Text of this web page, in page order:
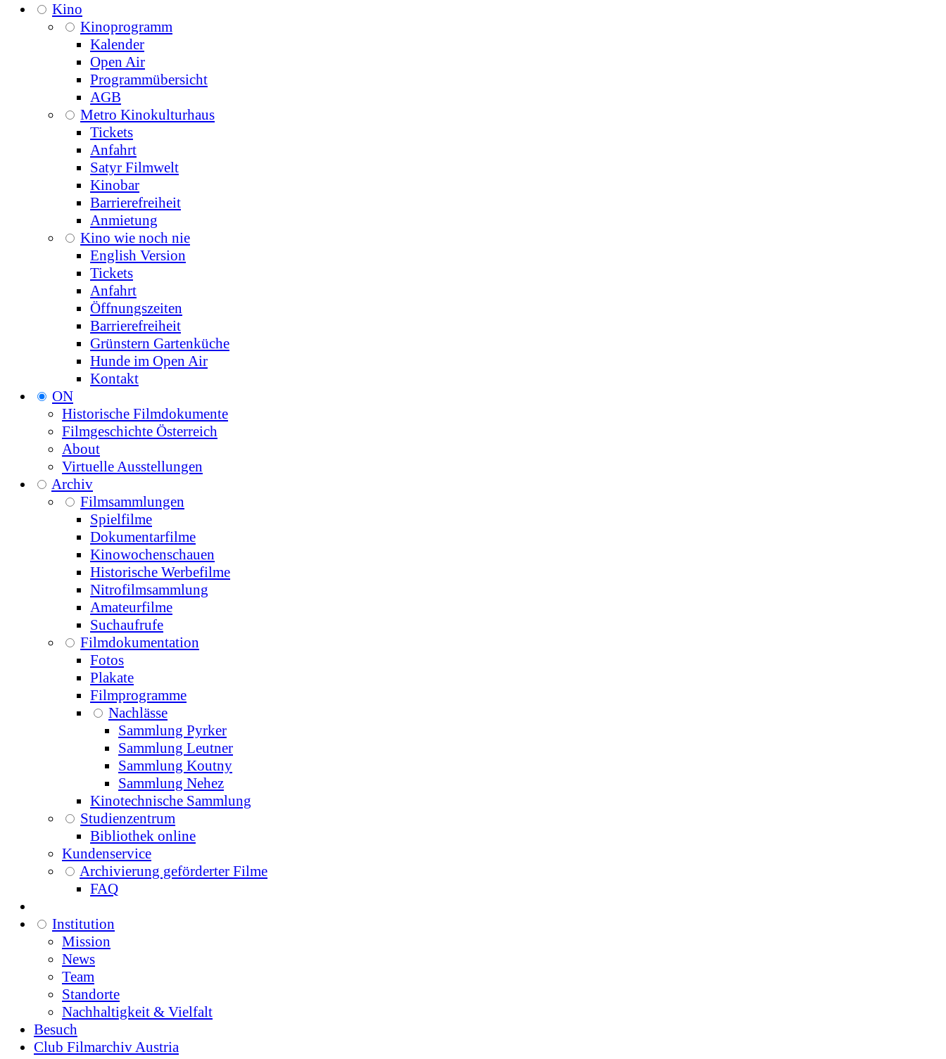
Kino
Kinoprogramm
Kalender
Open Air
Programmübersicht
AGB
Metro Kinokulturhaus
Tickets
Anfahrt
Satyr Filmwelt
Kinobar
Barrierefreiheit
Anmietung
Kino wie noch nie
English Version
Tickets
Anfahrt
Öffnungszeiten
Barrierefreiheit
Grünstern Gartenküche
Hunde im Open Air
Kontakt
ON
Historische Filmdokumente
Filmgeschichte Österreich
About
Virtuelle Ausstellungen
Archiv
Filmsammlungen
Spielfilme
Dokumentarfilme
Kinowochenschauen
Historische Werbefilme
Nitrofilmsammlung
Amateurfilme
Suchaufrufe
Filmdokumentation
Fotos
Plakate
Filmprogramme
Nachlässe
Sammlung Pyrker
Sammlung Leutner
Sammlung Koutny
Sammlung Nehez
Kinotechnische Sammlung
Studienzentrum
Bibliothek online
Kundenservice
Archivierung geförderter Filme
FAQ
Institution
Mission
News
Team
Standorte
Nachhaltigkeit & Vielfalt
Besuch
Club Filmarchiv Austria